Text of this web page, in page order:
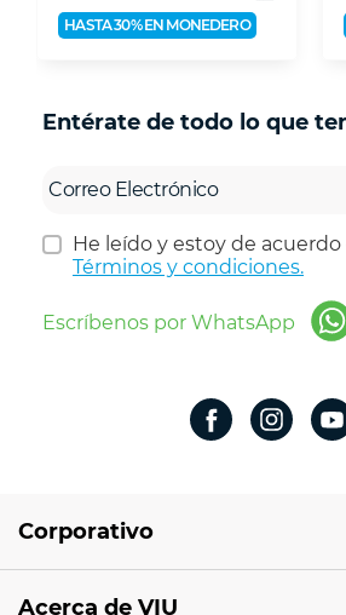
HASTA 30% EN MONEDERO
Entérate de todo lo que
He leído y estoy de acuerdo
Términos y condiciones.
Escríbenos por WhatsApp
Corporativo
Av 18 de marzo # 309. Colonia
Acerca de VIU